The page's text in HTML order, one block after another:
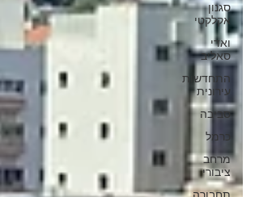
סגנון
אקלקטי
ואדי
סאליב
התחדשות
עירונית
סביבה
כרמל
מרחב
ציבורי